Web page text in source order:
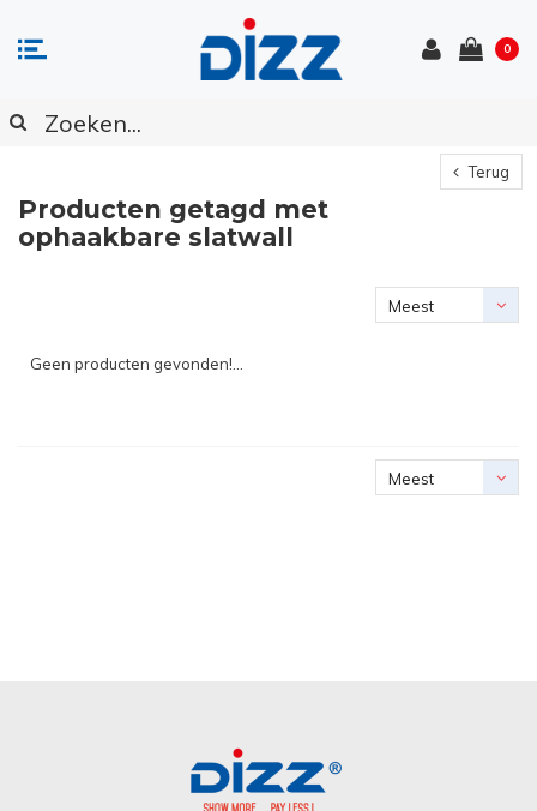
0
Terug
Producten getagd met
ophaakbare slatwall
Meest
Geen producten gevonden!...
Meest